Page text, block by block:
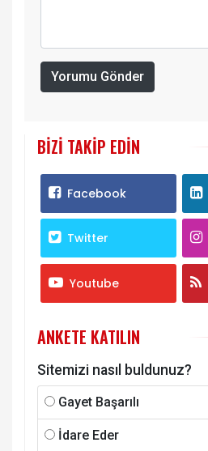
Yorumu Gönder
BIZI TAKIP EDIN
Facebook
Twitter
Youtube
ANKETE KATILIN
Sitemizi nasıl buldunuz?
Gayet Başarılı
İdare Eder